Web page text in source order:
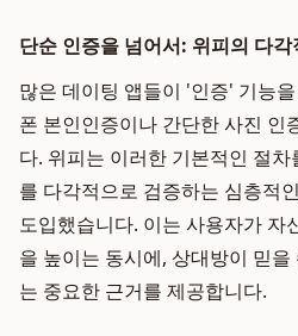
단순 인증을 넘어서: 위피의 다
많은 데이팅 앱들이 '인증' 기능
폰 본인인증이나 간단한 사진 인
다. 위피는 이러한 기본적인 절
를 다각적으로 검증하는 심층적인
도입했습니다. 이는 사용자가 자
을 높이는 동시에, 상대방이 믿
는 중요한 근거를 제공합니다.